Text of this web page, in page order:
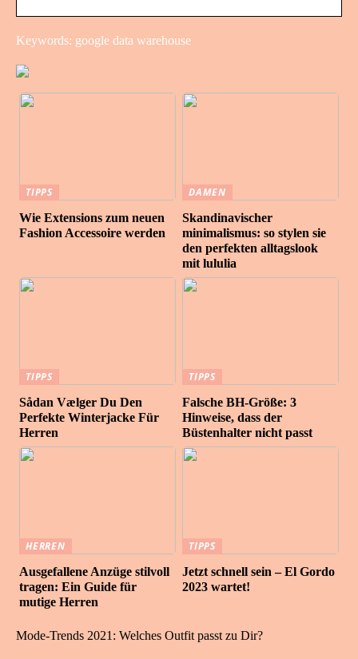
Keywords: google data warehouse
TIPPS
Wie Extensions zum neuen
Fashion Accessoire werden
DAMEN
Skandinavischer
minimalismus: so stylen sie
den perfekten alltagslook
mit lululia
TIPPS
Sådan Vælger Du Den
Perfekte Winterjacke Für
Herren
TIPPS
Falsche BH-Größe: 3
Hinweise, dass der
Büstenhalter nicht passt
HERREN
Ausgefallene Anzüge stilvoll
tragen: Ein Guide für
mutige Herren
TIPPS
Jetzt schnell sein – El Gordo
2023 wartet!
Mode-Trends 2021: Welches Outfit passt zu Dir?